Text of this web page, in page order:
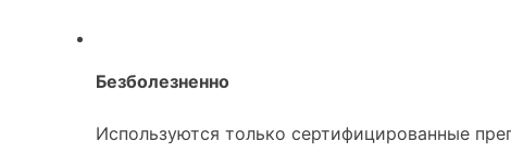
Безболезненно
Используются только сертифицированные